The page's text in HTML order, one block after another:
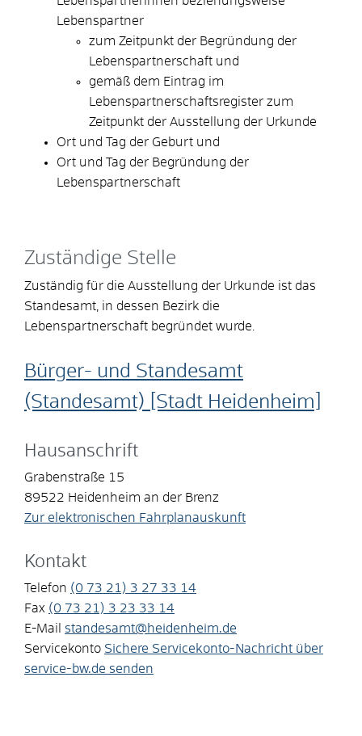
Lebenspartner
zum Zeitpunkt der Begründung der
Lebenspartnerschaft und
gemäß dem Eintrag im
Lebenspartnerschaftsregister zum
Zeitpunkt der Ausstellung der Urkunde
Ort und Tag der Geburt und
Ort und Tag der Begründung der
Lebenspartnerschaft
Zuständige Stelle
Zuständig für die Ausstellung der Urkunde ist das
Standesamt, in dessen Bezirk die
Lebenspartnerschaft begründet wurde.
Bürger- und Standesamt
(Standesamt) [Stadt Heidenheim]
Hausanschrift
Grabenstraße 15
89522 Heidenheim an der Brenz
Zur elektronischen Fahrplanauskunft
Kontakt
Telefon (0 73 21) 3 27 33 14
Fax (0 73 21) 3 23 33 14
E-Mail standesamt@heidenheim.de
Servicekonto Sichere Servicekonto-Nachricht über
service-bw.de senden